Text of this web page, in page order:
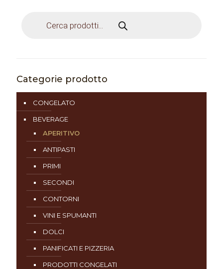
Categorie prodotto
CONGELATO
BEVERAGE
APERITIVO
ANTIPASTI
PRIMI
SECONDI
CONTORNI
VINI E SPUMANTI
DOLCI
PANIFICATI E PIZZERIA
PRODOTTI CONGELATI